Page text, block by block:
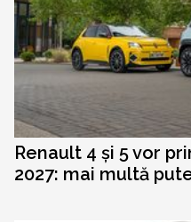
Renault 4 și 5 vor
2027: mai multă